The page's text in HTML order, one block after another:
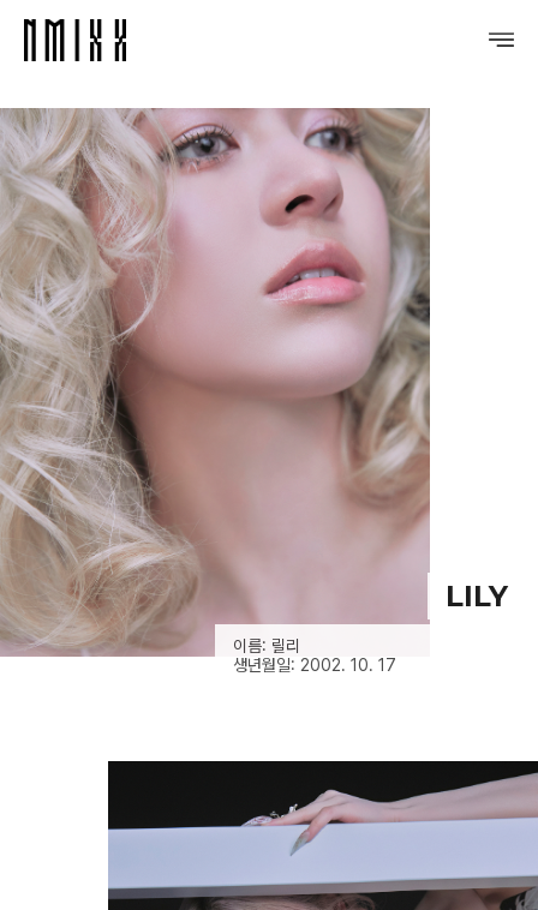
PROFILE
DISCOGRAPHY
GALLERY
VIDEO
NOTICE
SCHEDULE
LILY
이름: 릴리
생년월일: 2002. 10. 17